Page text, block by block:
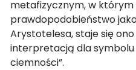
metafizycznym, w
prawdopodobieństwo
Arystotelesa, staje się
interpretacją dla symbolu
ciemności”.